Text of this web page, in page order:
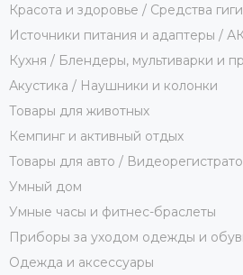
Красота и здоровье / Средства
Источники питания и адаптеры /
Кухня / Блендеры, мультиварки и
Акустика / Наушники и колонки
Товары для животных
Кемпинг и активный отдых
Товары для авто /
Умный дом
Умные часы и фитнес-браслеты
Приборы за уходом одежды и
Одежда и аксессуары